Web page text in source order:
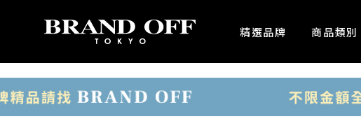
精選品牌
商品類別